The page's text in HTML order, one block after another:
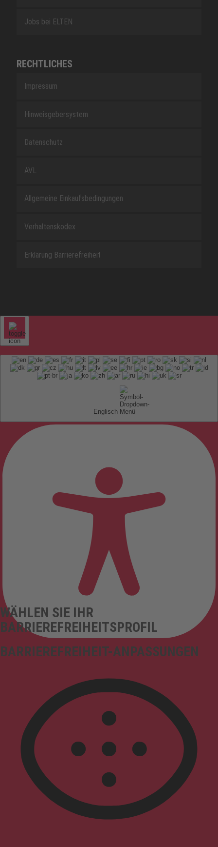
Jobs bei ELTEN
RECHTLICHES
Impressum
Hinweisgebersystem
Datenschutz
AVL
Allgemeine Einkaufsbedingungen
Verhaltenskodex
Erklärung Barrierefreiheit
Englisch
BARRIEREFREIHEIT-ANPASSUNGEN
WÄHLEN SIE IHR
BARRIEREFREIHEITSPROFIL